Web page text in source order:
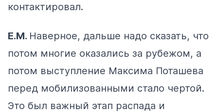
контактировал.
Е.М. Наверное, дальше надо сказать, что
потом многие оказались за рубежом, а
потом выступление Максима Поташева
перед мобилизованными стало чертой.
Это был важный этап распада и